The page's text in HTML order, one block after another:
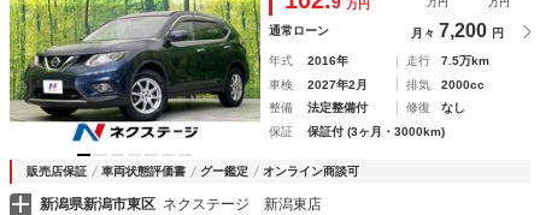
シートヒーター 革巻きステアリング
万円 万円 万円
通常ローン 月々 7,200 円
年式 2016年 走行
7.5万km
車検
2027年2月 排気
2000cc
整備
法定整備付 修復
なし
保証
保証付 (3ヶ月・3000km)
販売店保証 車両状態評価書 グー鑑定 オンライン商談可
新潟県新潟市東区 ネクステージ 新潟東店